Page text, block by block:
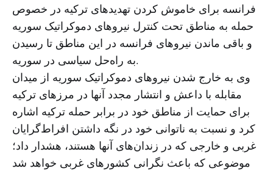
فرانسه برای خاموش کردن تهدیدهای ترکیه در خصوص
حمله به مناطق تحت کنترل نیروهای دموکراتیک سوریه
و باقی ماندن نیروهای فرانسه در این مناطق تا رسیدن
به راه‌حل سیاسی در سوریه.
وی به خارج شدن نیروهای دموکراتیک سوریه از میدان
مقابله با داعش و انتشار مجدد آنها در مرزهای ترکیه
برای حمایت از مناطق خود در برابر حمله ترکیه اشاره
کرد و نسبت به ناتوانی خود در نگه داشتن افراط‌گرایان
غربی و خارجی که در زندان‌های آنها هستند، هشدار داد؛
موضوعی که باعث نگرانی کشورهای غربی خواهد شد